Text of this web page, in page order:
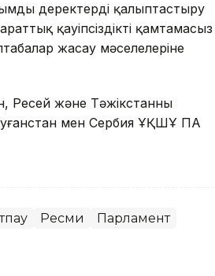
деректерді қалыптастыру
қауіпсіздікті қамтамасыз
жасау мәселелеріне
Ресей және Тәжікстанның
мен Сербия ҰҚШҰ ПА
Ресми Парламент